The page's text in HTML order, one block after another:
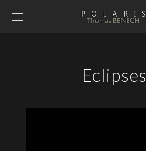
Eclipses